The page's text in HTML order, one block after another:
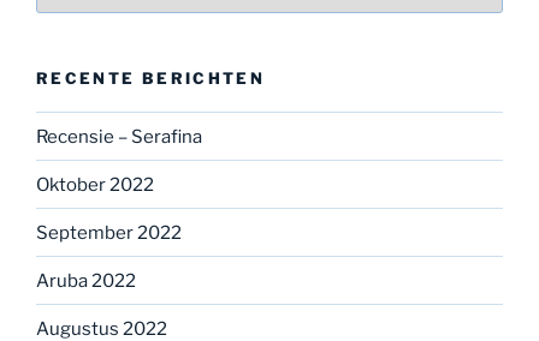
RECENTE BERICHTEN
Recensie – Serafina
Oktober 2022
September 2022
Aruba 2022
Augustus 2022